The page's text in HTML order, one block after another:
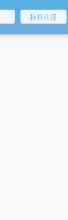
标杆注册